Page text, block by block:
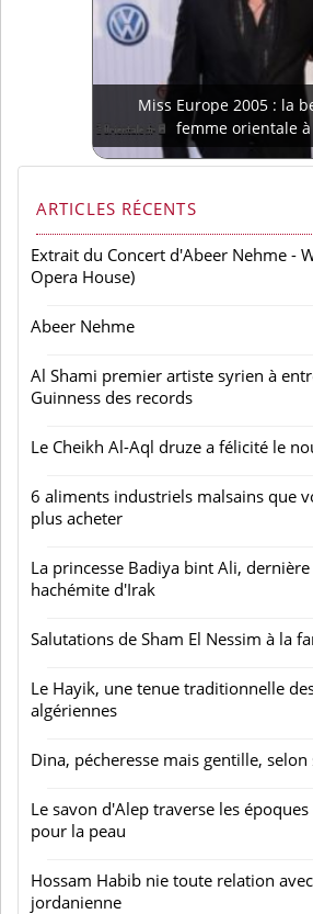
Miss Europe 2005 : la
femme orientale
ARTICLES RÉCENTS
Extrait du Concert d'Abeer Nehme -
Opera House)
Abeer Nehme
Al Shami premier artiste syrien à
Guinness des records
Le Cheikh Al-Aql druze a félicité le
6 aliments industriels malsains que
plus acheter
La princesse Badiya bint Ali,
hachémite d'Irak
Salutations de Sham El Nessim à la
Le Hayik, une tenue traditionnelle
algériennes
Dina, pécheresse mais gentille,
Le savon d'Alep traverse les
pour la peau
Hossam Habib nie toute relation
jordanienne